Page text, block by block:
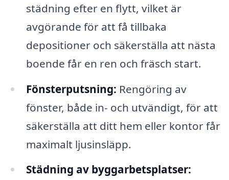
städning efter en flytt, vilket är
avgörande för att få tillbaka
depositioner och säkerställa att nästa
boende får en ren och fräsch start.
Fönsterputsning: Rengöring av
fönster, både in- och utvändigt, för att
säkerställa att ditt hem eller kontor får
maximalt ljusinsläpp.
Städning av byggarbetsplatser: